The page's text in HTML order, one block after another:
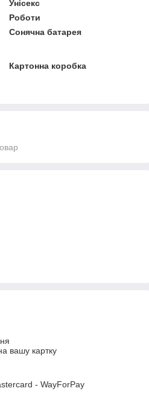
Унісекс
Роботи
Сонячна батарея
Картонна коробка
вашу картку
- WayForPay